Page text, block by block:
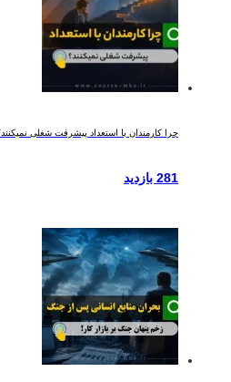
چرا کارمندان با استعداد پیشرفت شغلی
281 بازدید